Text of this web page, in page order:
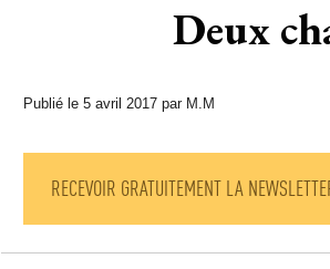
Deux
Publié le 5 avril 2017 par M.M
RECEVOIR GRATUITEMENT LA